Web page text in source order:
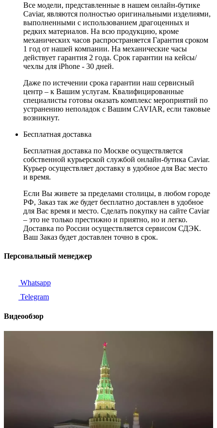
Все модели, представленные в нашем онлайн-бутике
Caviar, являются полностью оригинальными изделиями,
выполненными с использованием драгоценных и
редких материалов. На всю продукцию, кроме
механических часов распространяется Гарантия сроком
1 год от нашей компании. На механические часы
действует гарантия 2 года. Срок гарантии на кейсы/
чехлы для iPhone - 30 дней.
Даже по истечении срока гарантии наш сервисный
центр – к Вашим услугам. Квалифицированные
специалисты готовы оказать комплекс мероприятий по
устранению неполадок с Вашим CAVIAR, если таковые
возникнут.
Бесплатная доставка
Бесплатная доставка по Москве осуществляется
собственной курьерской службой онлайн-бутика Caviar.
Курьер осуществляет доставку в удобное для Вас место
и время.
Если Вы живете за пределами столицы, в любом городе
РФ, Заказ так же будет бесплатно доставлен в удобное
для Вас время и место. Сделать покупку на сайте Caviar
– это не только престижно и приятно, но и легко.
Доставка по России осуществляется сервисом СДЭК.
Ваш Заказ будет доставлен точно в срок.
Персональный менеджер
Whatsapp
Telegram
Видеообзор